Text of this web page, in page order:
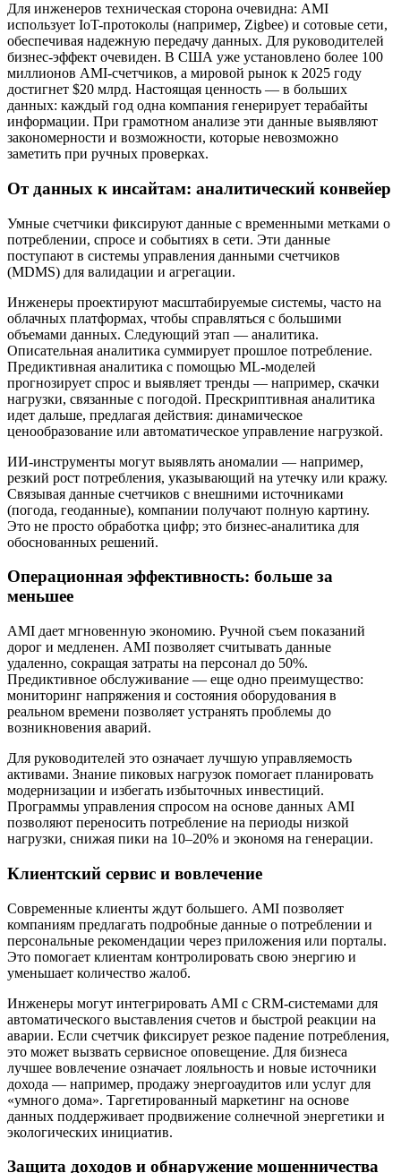
Для инженеров техническая сторона очевидна: AMI
использует IoT-протоколы (например, Zigbee) и сотовые сети,
обеспечивая надежную передачу данных. Для руководителей
бизнес-эффект очевиден. В США уже установлено более 100
миллионов AMI-счетчиков, а мировой рынок к 2025 году
достигнет $20 млрд. Настоящая ценность — в больших
данных: каждый год одна компания генерирует терабайты
информации. При грамотном анализе эти данные выявляют
закономерности и возможности, которые невозможно
заметить при ручных проверках.
От данных к инсайтам: аналитический конвейер
Умные счетчики фиксируют данные с временными метками о
потреблении, спросе и событиях в сети. Эти данные
поступают в системы управления данными счетчиков
(MDMS) для валидации и агрегации.
Инженеры проектируют масштабируемые системы, часто на
облачных платформах, чтобы справляться с большими
объемами данных. Следующий этап — аналитика.
Описательная аналитика суммирует прошлое потребление.
Предиктивная аналитика с помощью ML-моделей
прогнозирует спрос и выявляет тренды — например, скачки
нагрузки, связанные с погодой. Прескриптивная аналитика
идет дальше, предлагая действия: динамическое
ценообразование или автоматическое управление нагрузкой.
ИИ-инструменты могут выявлять аномалии — например,
резкий рост потребления, указывающий на утечку или кражу.
Связывая данные счетчиков с внешними источниками
(погода, геоданные), компании получают полную картину.
Это не просто обработка цифр; это бизнес-аналитика для
обоснованных решений.
Операционная эффективность: больше за
меньшее
AMI дает мгновенную экономию. Ручной съем показаний
дорог и медленен. AMI позволяет считывать данные
удаленно, сокращая затраты на персонал до 50%.
Предиктивное обслуживание — еще одно преимущество:
мониторинг напряжения и состояния оборудования в
реальном времени позволяет устранять проблемы до
возникновения аварий.
Для руководителей это означает лучшую управляемость
активами. Знание пиковых нагрузок помогает планировать
модернизации и избегать избыточных инвестиций.
Программы управления спросом на основе данных AMI
позволяют переносить потребление на периоды низкой
нагрузки, снижая пики на 10–20% и экономя на генерации.
Клиентский сервис и вовлечение
Современные клиенты ждут большего. AMI позволяет
компаниям предлагать подробные данные о потреблении и
персональные рекомендации через приложения или порталы.
Это помогает клиентам контролировать свою энергию и
уменьшает количество жалоб.
Инженеры могут интегрировать AMI с CRM-системами для
автоматического выставления счетов и быстрой реакции на
аварии. Если счетчик фиксирует резкое падение потребления,
это может вызвать сервисное оповещение. Для бизнеса
лучшее вовлечение означает лояльность и новые источники
дохода — например, продажу энергоаудитов или услуг для
«умного дома». Таргетированный маркетинг на основе
данных поддерживает продвижение солнечной энергетики и
экологических инициатив.
Защита доходов и обнаружение мошенничества